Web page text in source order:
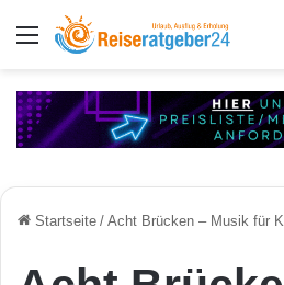
Menü
Startseite / Acht Brücken – Musik für